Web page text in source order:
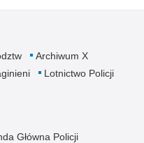
Archiwum X
Lotnictwo Policji
Główna Policji